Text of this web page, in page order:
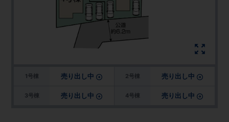
1号棟 売り出し中 2号棟 売り出し中
3号棟 売り出し中 4号棟 売り出し中